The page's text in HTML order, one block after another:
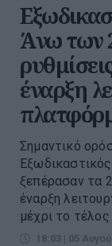
Άνω των
έναρξη
Σημαντικό
ξεπέρασαν τα
έναρξη
μέχρι το τέλος
18:03 | 05